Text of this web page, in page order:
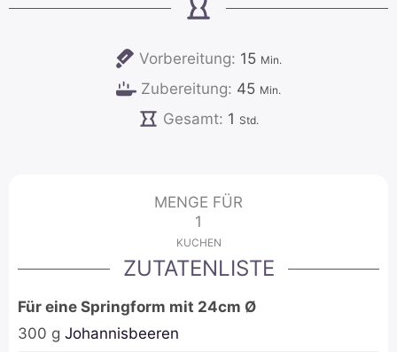
Vorbereitung: 15Minuten
Min.
Zubereitung: 45Minuten
Min.
Gesamt: 1 Stunde
Std.
MENGE FÜR
1
KUCHEN
ZUTATENLISTE
Für eine Springform mit 24cm Ø
300 g Johannisbeeren